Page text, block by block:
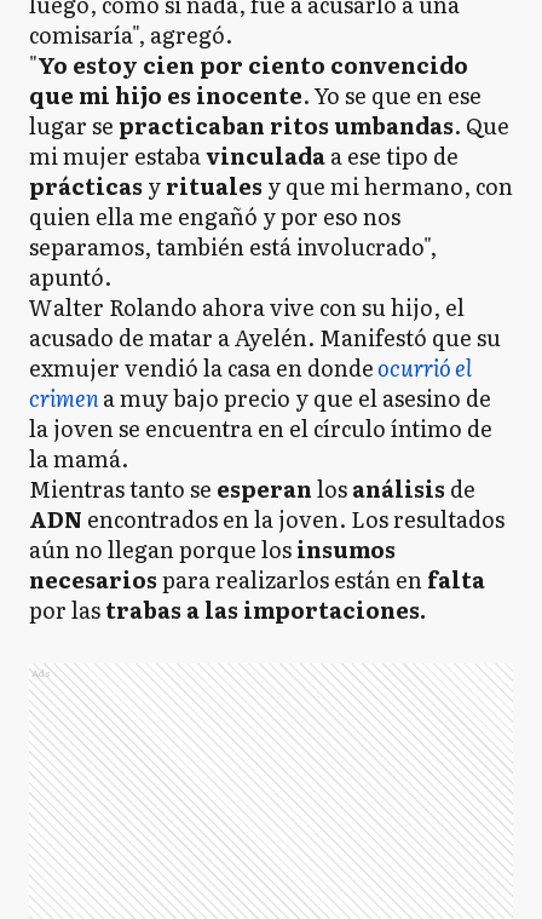
comisaría", agregó.
"Yo estoy cien por ciento convencido
que mi hijo es inocente. Yo se que en ese
lugar se practicaban ritos umbandas. Que
mi mujer estabavinculadaa ese tipo de
prácticas yrituales y que mi hermano, con
quien ella me engañó y por eso nos
separamos, también está involucrado",
apuntó.
Walter Rolando ahora vive con su hijo, el
acusado de matar a Ayelén. Manifestó que su
exmujer vendió la casa en dondeocurrió el
crimena muy bajo precio y que el asesino de
la joven se encuentra en el círculo íntimo de
la mamá.
Mientras tanto se esperanlosanálisis de
ADN encontrados en la joven. Los resultados
aún no llegan porque losinsumos
necesariospara realizarlos están enfalta
por lastrabas a las importaciones.
Ads